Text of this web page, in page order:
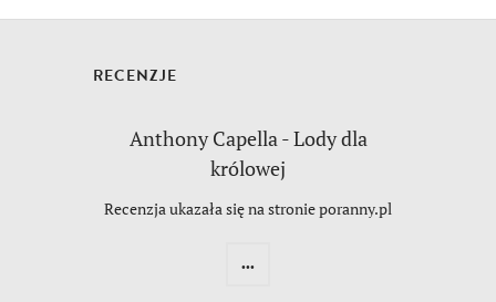
RECENZJE
Anthony Capella - Lody dla
królowej
Recenzja ukazała się na stronie poranny.pl
...